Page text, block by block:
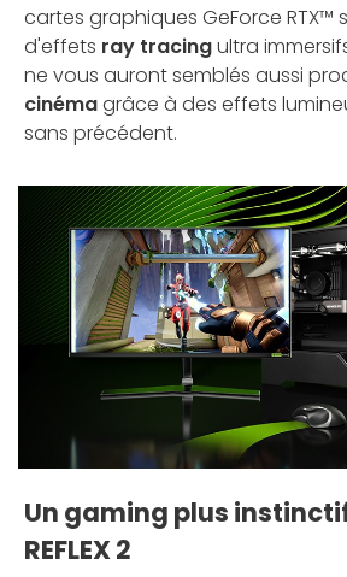
cartes graphiques GeForce RTX™
d'effets ray tracingultra
ne vous auront semblés aussi
cinémagrâce à des effets
sans précédent.
Un gaming plus
REFLEX 2